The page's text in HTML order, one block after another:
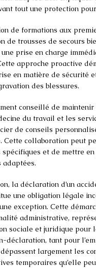
tout une protection
de formations aux
de trousses de secours
prise en charge
approche proactive
en matière de sécurité
des blessures.
conseillé de
du travail et les
de conseils
Cette collaboration peut
spécifiques et de mettre
adaptées.
la déclaration d’un
une obligation légale
exception. Cette
administrative,
sociale et juridique pour
déclaration, tant pour
largement les
temporaires qu’elle